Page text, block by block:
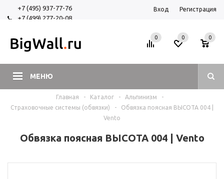
+7 (495) 937-77-76
+7 (499) 277-20-08
Вход Регистрация
МЕНЮ
0 0
0
Главная - Каталог - Альпинизм
-
Страховочные системы (обвязки)
-
Обвязка поясная ВЫСОТА 004 |
Vento
Обвязка поясная ВЫСОТА 004 | Vento